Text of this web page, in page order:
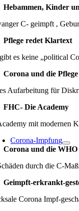
Hebammen, Kinder
C- geimpft ,
Pflege redet Klartext
es keine „political
Corona und die Pflege
Aufarbeitung für
FHC- Die Academy
mit modernen
Corona-Impfung
Corona und die WHO
durch die C-
Geimpft-erkrankt-
Corona Impf-